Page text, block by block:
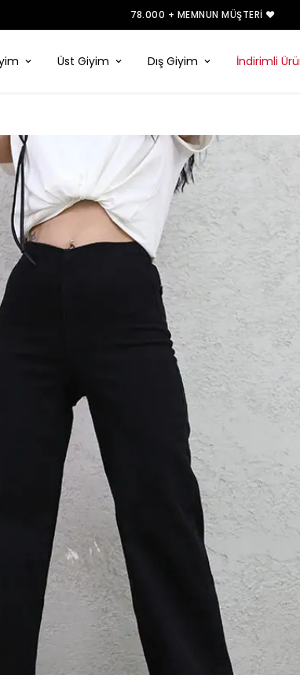
78.000 + MEMNUN MÜŞTERI ❤️
Üst Giyim Dış Giyim İndirimli